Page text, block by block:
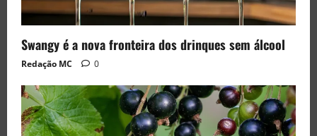
Swangy é a nova fronteira dos drinques sem álcool
Redação MC 0